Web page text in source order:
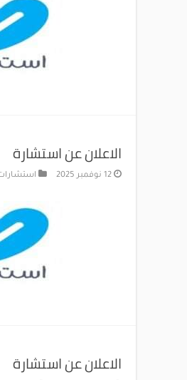
الاعلان عن استشارة
12 نوفمبر 2025
الاعلان عن استشارة